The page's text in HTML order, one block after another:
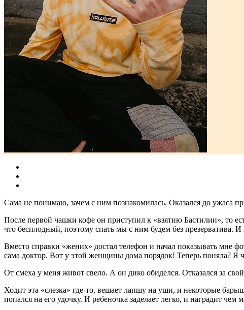
Сама не понимаю, зачем с ним познакомилась. Оказался до ужаса
После первой чашки кофе он приступил к «взятию Бастилии», то
что бесплодный, поэтому спать мы с ним будем без презерватива.
Вместо справки «жених» достал телефон и начал показывать мне
сама доктор. Вот у этой женщины дома порядок! Теперь поняла? Я
От смеха у меня живот свело. А он дико обиделся. Отказался за
Ходит эта «слезка» где-то, вешает лапшу на уши, и некоторые
попался на его удочку. И ребеночка заделает легко, и наградит